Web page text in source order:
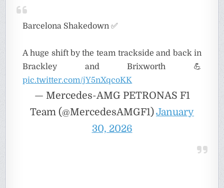
Barcelona Shakedown ✅
A huge shift by the team trackside and back in
Brackley and Brixworth 💪
pic.twitter.com/jY5nXqcoKK
— Mercedes-AMG PETRONAS F1
Team (@MercedesAMGF1)January
30, 2026